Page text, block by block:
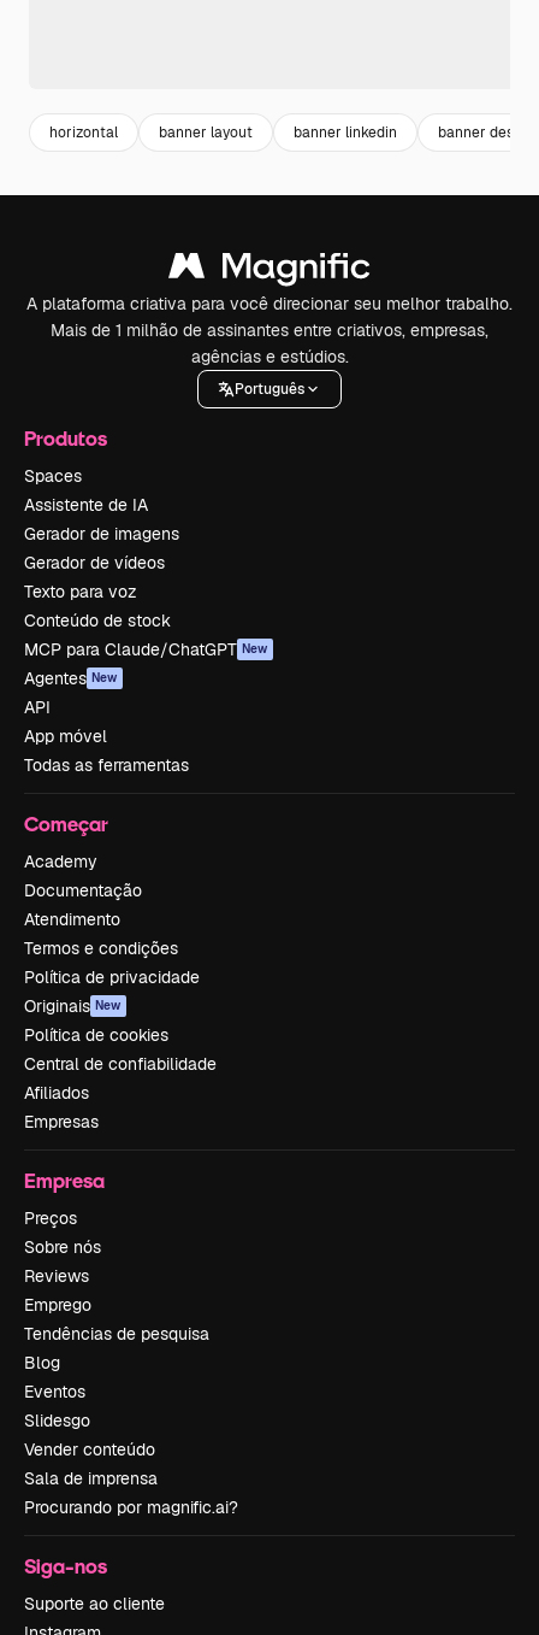
horizontal banner layout banner linkedin banner design
A plataforma criativa para você direcionar seu melhor trabalho.
Mais de 1 milhão de assinantes entre criativos, empresas,
agências e estúdios.
Português
Produtos
Spaces
Assistente de IA
Gerador de imagens
Gerador de vídeos
Texto para voz
Conteúdo de stock
MCP para Claude/ChatGPT New
Agentes New
API
App móvel
Todas as ferramentas
Começar
Academy
Documentação
Atendimento
Termos e condições
Política de privacidade
Originais New
Política de cookies
Central de confiabilidade
Afiliados
Empresas
Empresa
Preços
Sobre nós
Reviews
Emprego
Tendências de pesquisa
Blog
Eventos
Slidesgo
Vender conteúdo
Sala de imprensa
Procurando por magnific.ai?
Siga-nos
Suporte ao cliente